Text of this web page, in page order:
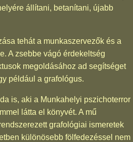
állítani, betanítani, újabb
tehát a munkaszervezők és a
A zsebbe vágó érdekeltség
megoldásához ad segítséget
például a grafológus.
is, aki a Munkahelyi pszichoterror
látta el könyvét. A mű
grafológiai ismeretek
különösebb fölfedezéssel nem